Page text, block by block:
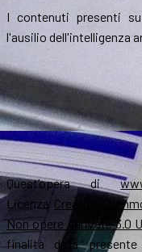
I contenuti presenti
l'ausilio dell'intelligenza
Quest’opera di
Licenza Creative
Non opere derivate 3.0
finalità della